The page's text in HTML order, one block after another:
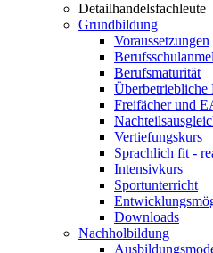
Detailhandelsfachleute
Grundbildung
Voraussetzungen
Berufsmaturität
Überbetriebliche
Freifächer und
Vertiefungskurs
Sprachlich fit -
Intensivkurs
Sportunterricht
Downloads
Nachholbildung